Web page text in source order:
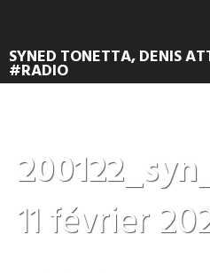
SYNED TONETTA, DENIS
#RADIO
11 février